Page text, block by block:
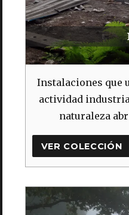
Instalaciones que
actividad
naturaleza
VER COLECCIÓN